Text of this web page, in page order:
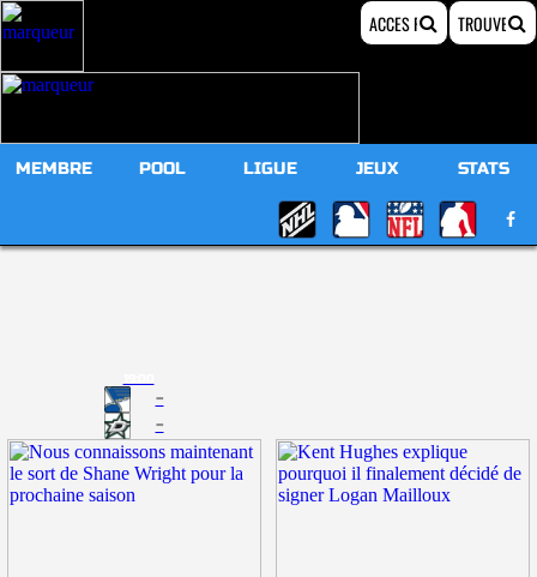
MEMBRE POOL LIGUE JEUX STATS
-
-